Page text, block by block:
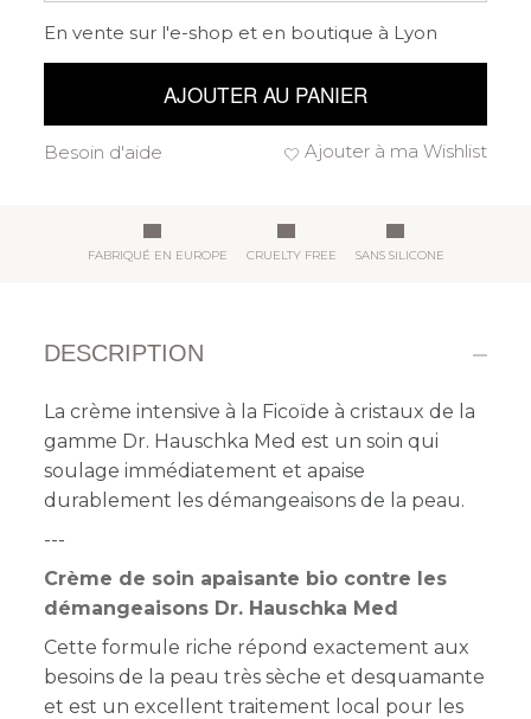
En vente sur l'e-shop et en boutique à Lyon
AJOUTER AU PANIER
Ajouter à ma Wishlist
Besoin d'aide
FABRIQUÉ EN EUROPE CRUELTY FREE SANS SILICONE
DESCRIPTION
La crème intensive à la Ficoïde à cristaux de la
gamme Dr. Hauschka Med est un soin qui
soulage immédiatement et apaise
durablement les démangeaisons de la peau.
---
Crème de soin apaisante bio contre les
démangeaisons Dr. Hauschka Med
Cette formule riche répond exactement aux
besoins de la peau très sèche et desquamante
et est un excellent traitement local pour les